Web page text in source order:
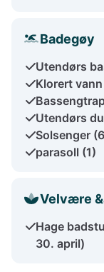
Badegøy
Utendørs
Klorert vann
Utendørs
Solsenger
parasoll (1)
Velvære
Hage
30. april)